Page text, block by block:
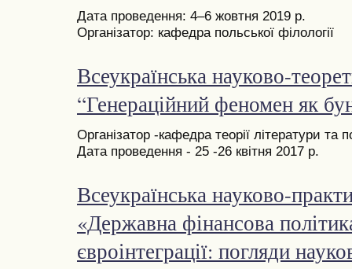
Дата проведення: 4–6 жовтня 2019 р.
Організатор: кафедра польської філології
Всеукраїнська науково-
“Генераційний феномен як
Організатор -кафедра теорії літератури та
Дата проведення - 25 -26 квітня 2017 р.
Всеукраїнська науково-
«Державна фінансова
євроінтеграції: погляди